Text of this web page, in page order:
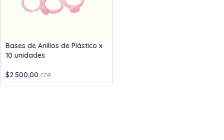
Bases de Anillos de Plástico x
10 unidades
$2.500,00 COP